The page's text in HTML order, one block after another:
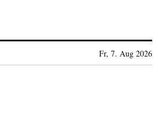
Fr, 7. Aug 2026